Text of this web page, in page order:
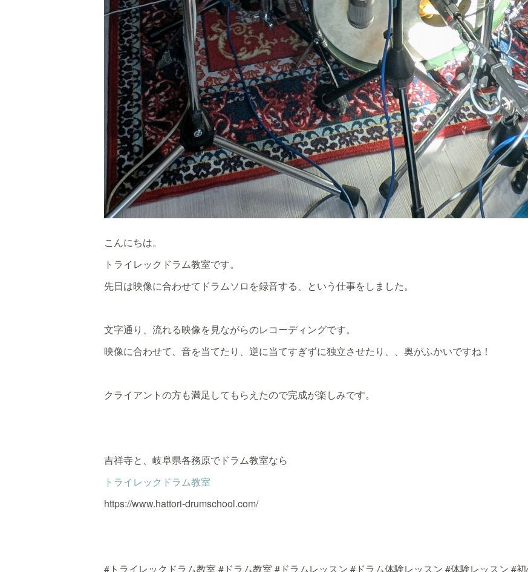
こんにちは。
トライレックドラム教室です。
先日は映像に合わせてドラムソロを録音する、という仕事をしました。
文字通り、流れる映像を見ながらのレコーディングです。
映像に合わせて、音を当てたり、逆に当てすぎずに独立させたり、、奥がふかいですね！
クライアントの方も満足してもらえたので完成が楽しみです。
吉祥寺と、岐阜県各務原でドラム教室なら
トライレックドラム教室
https://www.hattori-drumschool.com/
#トライレックドラム教室 #ドラム教室 #ドラムレッスン #ドラム体験レッスン #体験レッスン #